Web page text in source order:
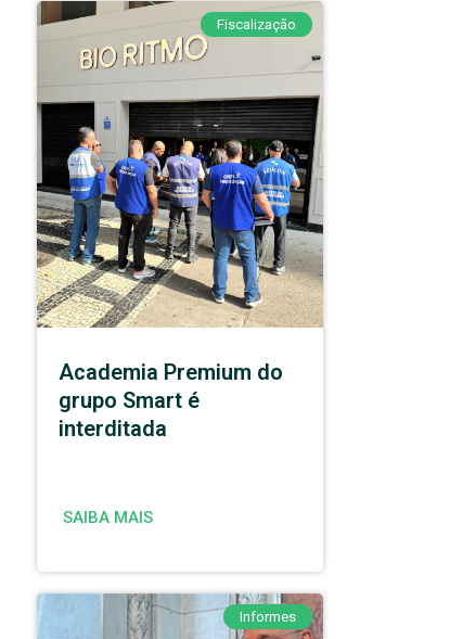
Fiscalização
Academia Premium do
grupo Smart é
interditada
SAIBA MAIS
Informes